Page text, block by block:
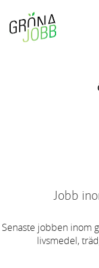
Jobb
Senaste jobben inom
livsmedel,